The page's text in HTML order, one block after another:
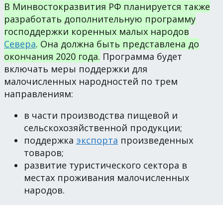
В Минвостокразвития РФ планируется также
разработать дополнительную программу
господдержки коренных малых народов
Севера. Она должна быть представлена до
окончания 2020 года. Программа будет
включать меры поддержки для
малочисленных народностей по трем
направлениям:
в части производства пищевой и
сельскохозяйственной продукции;
поддержка экспорта произведенных
товаров;
развитие туристического сектора в
местах проживания малочисленных
народов.